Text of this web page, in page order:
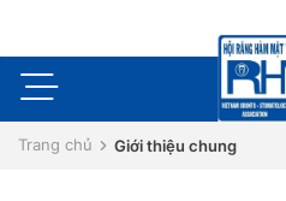
Trang chủ Giới thiệu chung